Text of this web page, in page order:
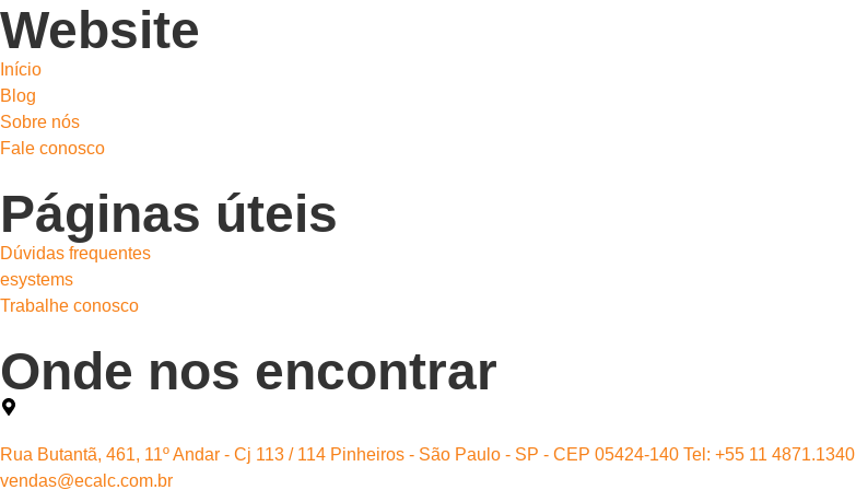
Website
Início
Blog
Sobre nós
Fale conosco
Páginas úteis
Dúvidas frequentes
esystems
Trabalhe conosco
Onde nos encontrar
Rua Butantã, 461, 11º Andar - Cj 113 / 114 Pinheiros - São Paulo - SP - CEP 05424-140 Tel: +55 11 4871.1340
vendas@ecalc.com.br